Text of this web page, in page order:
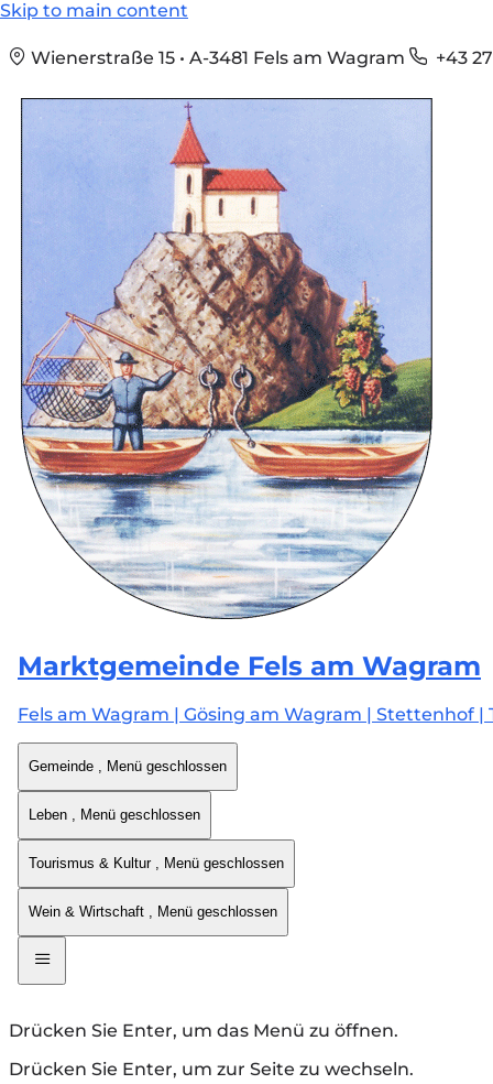
Skip to main content
Wienerstraße 15 • A-3481 Fels am Wagram +43
Marktgemeinde Fels am Wagram
Fels am Wagram | Gösing am Wagram | Stettenhof |
Gemeinde , Menü geschlossen
Leben , Menü geschlossen
Tourismus & Kultur , Menü geschlossen
Wein & Wirtschaft , Menü geschlossen
Drücken Sie Enter, um das Menü zu öffnen.
Drücken Sie Enter, um zur Seite zu wechseln.